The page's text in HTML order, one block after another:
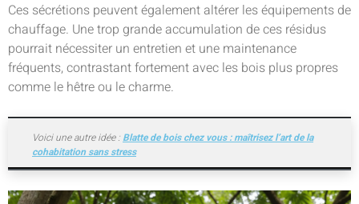
Ces sécrétions peuvent également altérer les équipements de
chauffage. Une trop grande accumulation de ces résidus
pourrait nécessiter un entretien et une maintenance
fréquents, contrastant fortement avec les bois plus propres
comme le hêtre ou le charme.
Voici une autre idée : Blatte de bois chez vous : maîtrisez l’art de la
cohabitation sans stress